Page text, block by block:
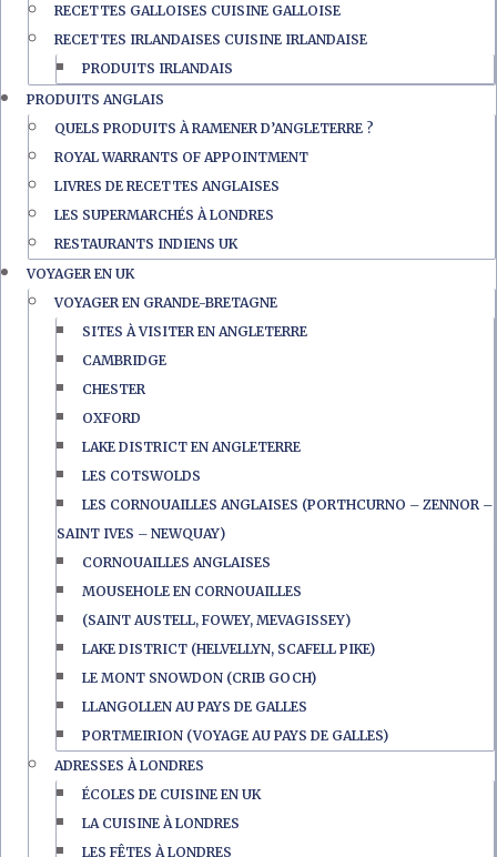
RECETTES GALLOISES CUISINE GALLOISE
RECETTES IRLANDAISES CUISINE IRLANDAISE
PRODUITS IRLANDAIS
PRODUITS ANGLAIS
QUELS PRODUITS À RAMENER D’ANGLETERRE ?
ROYAL WARRANTS OF APPOINTMENT
LIVRES DE RECETTES ANGLAISES
LES SUPERMARCHÉS À LONDRES
RESTAURANTS INDIENS UK
VOYAGER EN UK
VOYAGER EN GRANDE-BRETAGNE
SITES À VISITER EN ANGLETERRE
CAMBRIDGE
CHESTER
OXFORD
LAKE DISTRICT EN ANGLETERRE
LES COTSWOLDS
LES CORNOUAILLES ANGLAISES (PORTHCURNO – ZENNOR –
SAINT IVES – NEWQUAY)
CORNOUAILLES ANGLAISES
MOUSEHOLE EN CORNOUAILLES
(SAINT AUSTELL, FOWEY, MEVAGISSEY)
LAKE DISTRICT (HELVELLYN, SCAFELL PIKE)
LE MONT SNOWDON (CRIB GOCH)
LLANGOLLEN AU PAYS DE GALLES
PORTMEIRION (VOYAGE AU PAYS DE GALLES)
ADRESSES À LONDRES
ÉCOLES DE CUISINE EN UK
LA CUISINE À LONDRES
LES FÊTES À LONDRES